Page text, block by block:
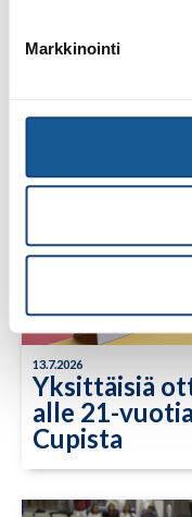
Markkinointi
13.7.2026
Yksittäisiä
alle 21-
Cupista